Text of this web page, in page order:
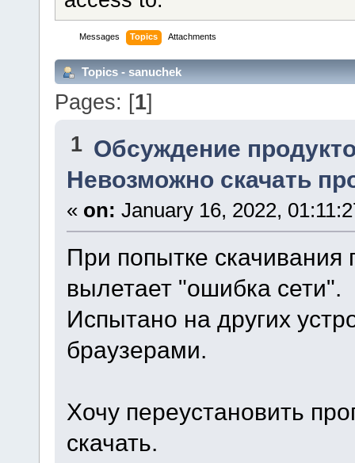
Messages Topics Attachments
Topics - sanuchek
Pages: [1]
1 Обсуждение
Невозможно скачать
« on: January 16, 2022,
При попытке
вылетает "ошибка сети".
Испытано на других
браузерами.
Хочу переустановить
скачать.